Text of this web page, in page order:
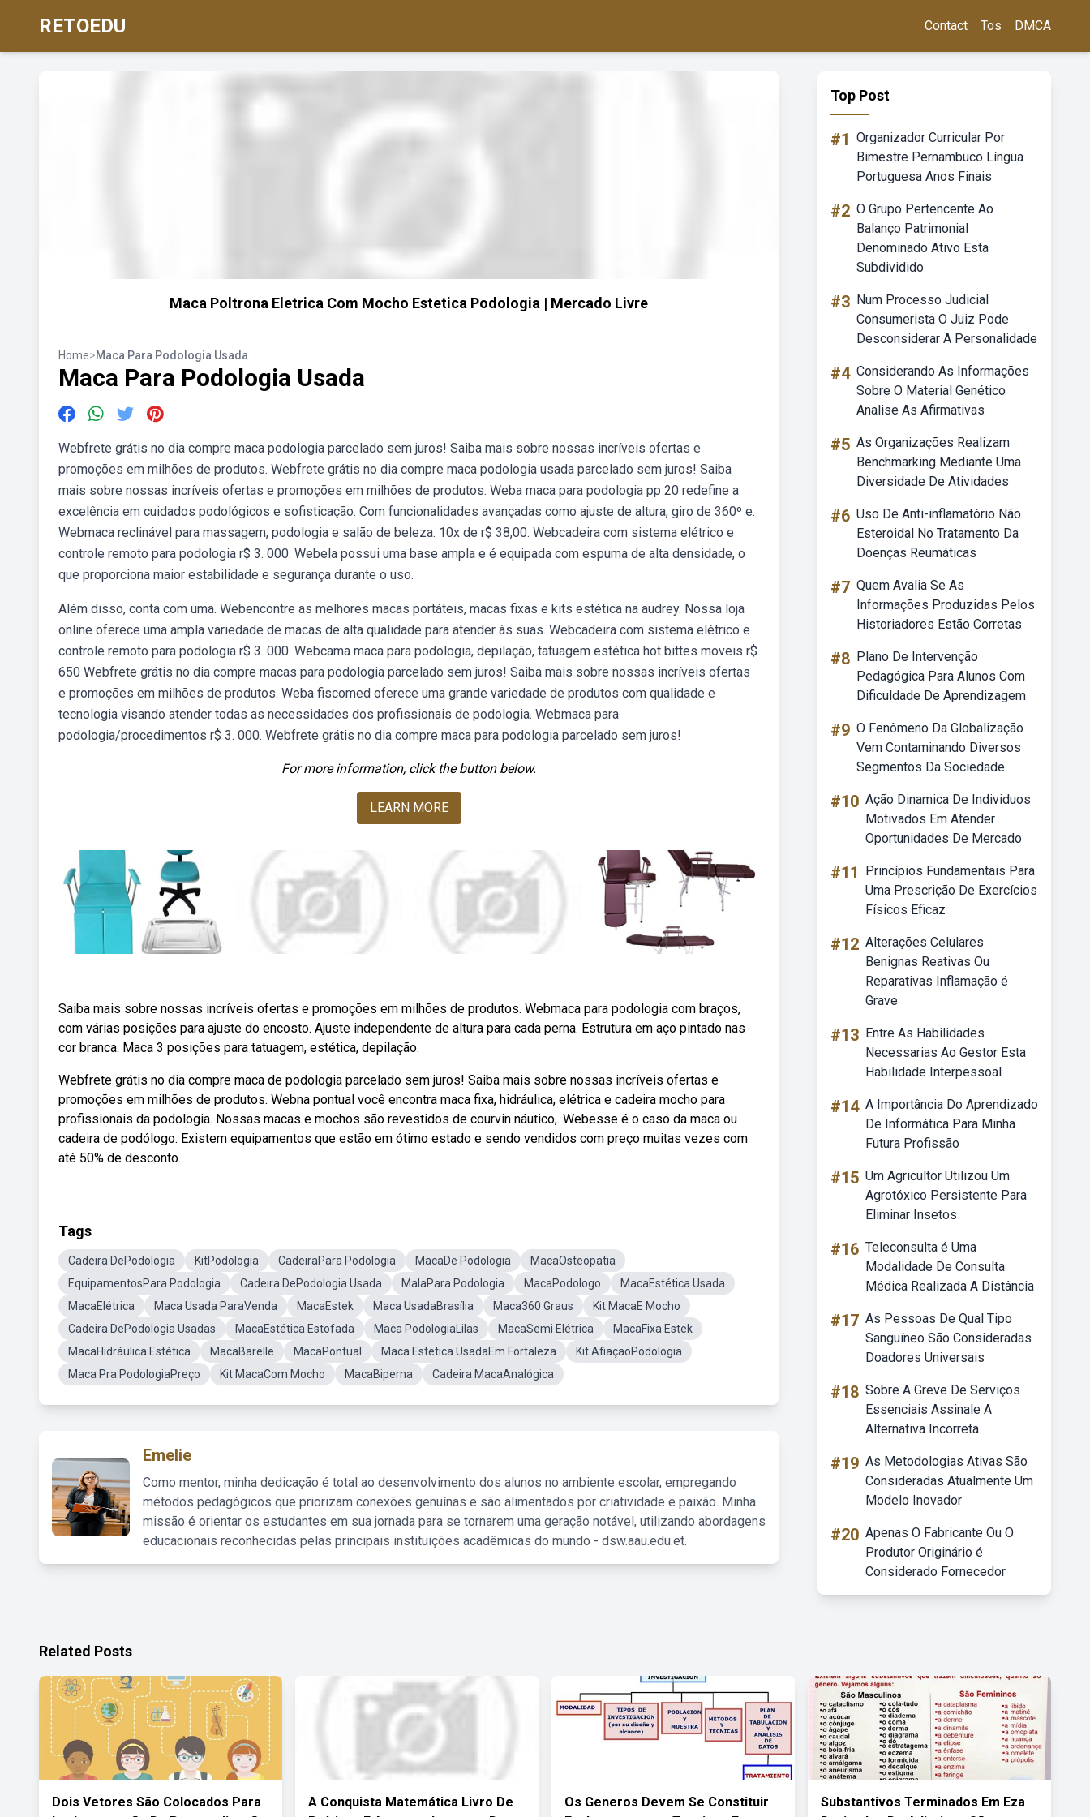
RETOEDU Contact Tos DMCA
Maca Poltrona Eletrica Com Mocho Estetica Podologia | Mercado Livre
Home>Maca Para Podologia Usada
Maca Para Podologia Usada
Webfrete grátis no dia compre maca podologia parcelado sem juros! Saiba mais sobre nossas incríveis ofertas e
promoções em milhões de produtos. Webfrete grátis no dia compre maca podologia usada parcelado sem juros! Saiba
mais sobre nossas incríveis ofertas e promoções em milhões de produtos. Weba maca para podologia pp 20 redefine a
excelência em cuidados podológicos e sofisticação. Com funcionalidades avançadas como ajuste de altura, giro de 360º e.
Webmaca reclinável para massagem, podologia e salão de beleza. 10x de r$ 38,00. Webcadeira com sistema elétrico e
controle remoto para podologia r$ 3. 000. Webela possui uma base ampla e é equipada com espuma de alta densidade, o
que proporciona maior estabilidade e segurança durante o uso.
Além disso, conta com uma. Webencontre as melhores macas portáteis, macas fixas e kits estética na audrey. Nossa loja
online oferece uma ampla variedade de macas de alta qualidade para atender às suas. Webcadeira com sistema elétrico e
controle remoto para podologia r$ 3. 000. Webcama maca para podologia, depilação, tatuagem estética hot bittes moveis r$
650 Webfrete grátis no dia compre macas para podologia parcelado sem juros! Saiba mais sobre nossas incríveis ofertas
e promoções em milhões de produtos. Weba fiscomed oferece uma grande variedade de produtos com qualidade e
tecnologia visando atender todas as necessidades dos profissionais de podologia. Webmaca para
podologia/procedimentos r$ 3. 000. Webfrete grátis no dia compre maca para podologia parcelado sem juros!
For more information, click the button below.
LEARN MORE
Saiba mais sobre nossas incríveis ofertas e promoções em milhões de produtos. Webmaca para podologia com braços,
com várias posições para ajuste do encosto. Ajuste independente de altura para cada perna. Estrutura em aço pintado nas
cor branca. Maca 3 posições para tatuagem, estética, depilação.
Webfrete grátis no dia compre maca de podologia parcelado sem juros! Saiba mais sobre nossas incríveis ofertas e
promoções em milhões de produtos. Webna pontual você encontra maca fixa, hidráulica, elétrica e cadeira mocho para
profissionais da podologia. Nossas macas e mochos são revestidos de courvin náutico,. Webesse é o caso da maca ou
cadeira de podólogo. Existem equipamentos que estão em ótimo estado e sendo vendidos com preço muitas vezes com
até 50% de desconto.
Tags
Cadeira DePodologia KitPodologia CadeiraPara Podologia MacaDe Podologia
MacaOsteopatia
EquipamentosPara Podologia
Cadeira DePodologia Usada MalaPara Podologia MacaPodologo
MacaEstética Usada
MacaElétrica
Maca Usada ParaVenda MacaEstek Maca UsadaBrasília Maca360 Graus
Kit MacaE Mocho
Cadeira DePodologia Usadas
MacaEstética Estofada Maca PodologiaLilas MacaSemi Elétrica
MacaFixa Estek
MacaHidráulica Estética
MacaBarelle MacaPontual Maca Estetica UsadaEm Fortaleza
Kit AfiaçaoPodologia
Maca Pra PodologiaPreço
Kit MacaCom Mocho MacaBiperna Cadeira MacaAnalógica
Emelie
Como mentor, minha dedicação é total ao desenvolvimento dos alunos no ambiente escolar, empregando
métodos pedagógicos que priorizam conexões genuínas e são alimentados por criatividade e paixão. Minha
missão é orientar os estudantes em sua jornada para se tornarem uma geração notável, utilizando abordagens
educacionais reconhecidas pelas principais instituições acadêmicas do mundo - dsw.aau.edu.et.
Top Post
#1 Organizador Curricular Por
Bimestre Pernambuco Língua
Portuguesa Anos Finais
#2 O Grupo Pertencente Ao
Balanço Patrimonial
Denominado Ativo Esta
Subdividido
#3 Num Processo Judicial
Consumerista O Juiz Pode
Desconsiderar A Personalidade
#4 Considerando As Informações
Sobre O Material Genético
Analise As Afirmativas
#5 As Organizações Realizam
Benchmarking Mediante Uma
Diversidade De Atividades
#6 Uso De Anti-inflamatório Não
Esteroidal No Tratamento Da
Doenças Reumáticas
#7 Quem Avalia Se As
Informações Produzidas Pelos
Historiadores Estão Corretas
#8 Plano De Intervenção
Pedagógica Para Alunos Com
Dificuldade De Aprendizagem
#9 O Fenômeno Da Globalização
Vem Contaminando Diversos
Segmentos Da Sociedade
#10 Ação Dinamica De Individuos
Motivados Em Atender
Oportunidades De Mercado
#11
Princípios Fundamentais Para
Uma Prescrição De Exercícios
Físicos Eficaz
#12 Alterações Celulares
Benignas Reativas Ou
Reparativas Inflamação é
Grave
#13 Entre As Habilidades
Necessarias Ao Gestor Esta
Habilidade Interpessoal
#14 A Importância Do Aprendizado
De Informática Para Minha
Futura Profissão
#15 Um Agricultor Utilizou Um
Agrotóxico Persistente Para
Eliminar Insetos
#16 Teleconsulta é Uma
Modalidade De Consulta
Médica Realizada A Distância
#17 As Pessoas De Qual Tipo
Sanguíneo São Consideradas
Doadores Universais
#18 Sobre A Greve De Serviços
Essenciais Assinale A
Alternativa Incorreta
#19 As Metodologias Ativas São
Consideradas Atualmente Um
Modelo Inovador
#20 Apenas O Fabricante Ou O
Produtor Originário é
Considerado Fornecedor
Related Posts
Dois Vetores São Colocados Para
A Conquista Matemática Livro De
Os Generos Devem Se Constituir
Substantivos Terminados Em Eza